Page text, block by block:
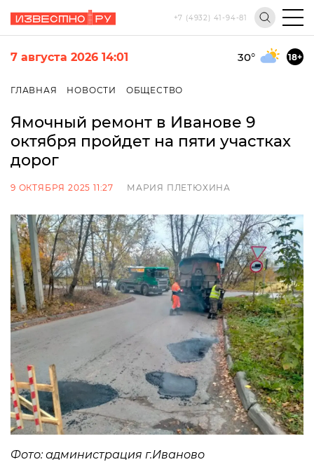
+7 (4932) 41-94-81
7 августа 2026 14:01 30° 18+
ГЛАВНАЯ НОВОСТИ ОБЩЕСТВО
Ямочный ремонт в Иванове 9
октября пройдет на пяти участках
дорог
9 ОКТЯБРЯ 2025 11:27 МАРИЯ ПЛЕТЮХИНА
Фото: администрация г.Иваново